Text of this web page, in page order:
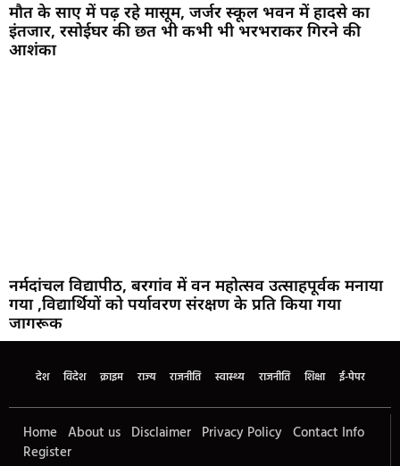
मौत के साए में पढ़ रहे मासूम, जर्जर स्कूल भवन में हादसे का
इंतजार, रसोईघर की छत भी कभी भी भरभराकर गिरने की
आशंका
नर्मदांचल विद्यापीठ, बरगांव में वन महोत्सव उत्साहपूर्वक मनाया
गया ,विद्यार्थियों को पर्यावरण संरक्षण के प्रति किया गया
जागरूक
देश विदेश क्राइम राज्य राजनीति स्वास्थ्य राजनीति शिक्षा ई-पेपर
Home About us Disclaimer Privacy Policy Contact Info
Register